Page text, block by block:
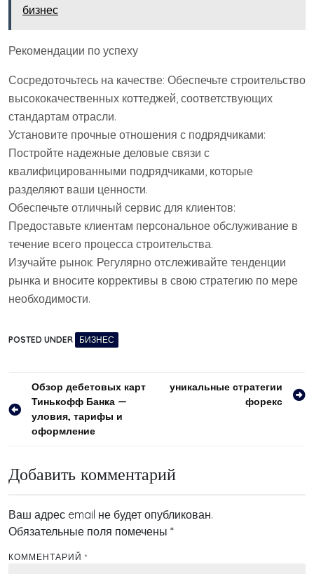
бизнес
Рекомендации по успеху
Сосредоточьтесь на качестве: Обеспечьте строительство
высококачественных коттеджей, соответствующих
стандартам отрасли.
Установите прочные отношения с подрядчиками:
Постройте надежные деловые связи с
квалифицированными подрядчиками, которые
разделяют ваши ценности.
Обеспечьте отличный сервис для клиентов:
Предоставьте клиентам персональное обслуживание в
течение всего процесса строительства.
Изучайте рынок: Регулярно отслеживайте тенденции
рынка и вносите коррективы в свою стратегию по мере
необходимости.
POSTED UNDER БИЗНЕС
Навигация
по
записям
Обзор дебетовых карт
Тинькофф Банка —
уловия, тарифы и
оформление
уникальные стратегии
форекс
Добавить комментарий
Ваш адрес email не будет опубликован.
Обязательные поля помечены *
КОММЕНТАРИЙ *